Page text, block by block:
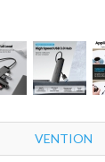
VENTION